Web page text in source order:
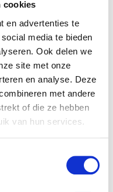
cookies
en advertenties te
media te bieden
Ook delen we
site met onze
en analyse. Deze
met andere
of die ze hebben
van hun services.